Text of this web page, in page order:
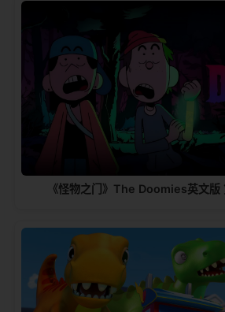
《怪物之门》The Doomies英文